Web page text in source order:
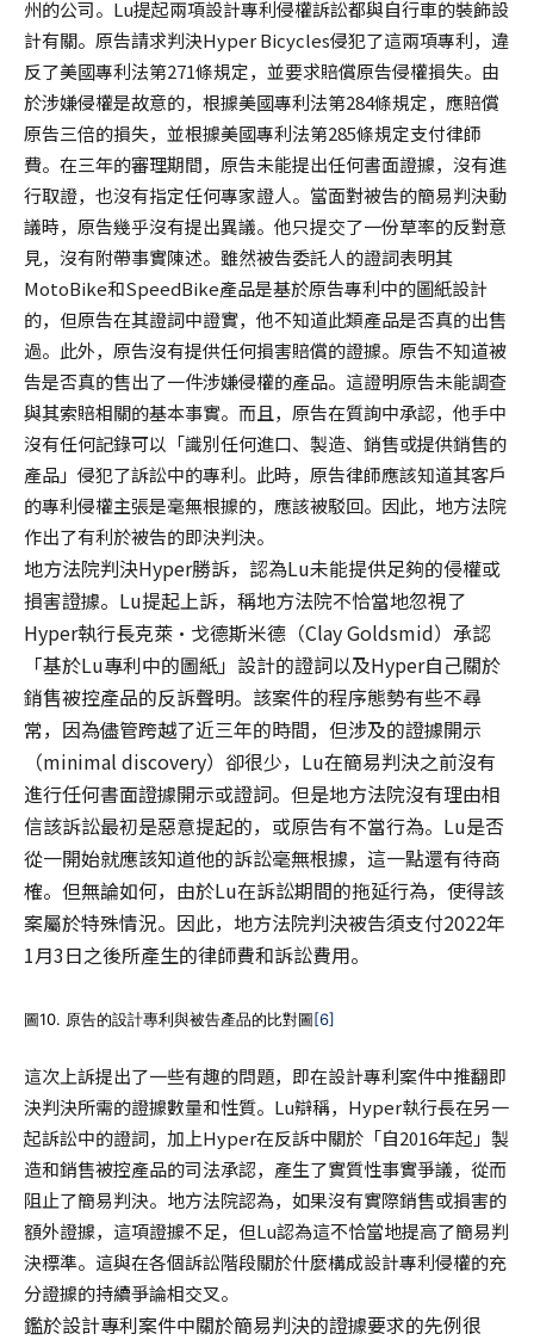
州的公司。Lu提起兩項設計專利侵權訴訟都與自行車的裝飾設
計有關。原告請求判決Hyper Bicycles侵犯了這兩項專利，違
反了美國專利法第271條規定，並要求賠償原告侵權損失。由
於涉嫌侵權是故意的，根據美國專利法第284條規定，應賠償
原告三倍的損失，並根據美國專利法第285條規定支付律師
費。在三年的審理期間，原告未能提出任何書面證據，沒有進
行取證，也沒有指定任何專家證人。當面對被告的簡易判決動
議時，原告幾乎沒有提出異議。他只提交了一份草率的反對意
見，沒有附帶事實陳述。雖然被告委託人的證詞表明其
MotoBike和SpeedBike產品是基於原告專利中的圖紙設計
的，但原告在其證詞中證實，他不知道此類產品是否真的出售
過。此外，原告沒有提供任何損害賠償的證據。原告不知道被
告是否真的售出了一件涉嫌侵權的產品。這證明原告未能調查
與其索賠相關的基本事實。而且，原告在質詢中承認，他手中
沒有任何記錄可以「識別任何進口、製造、銷售或提供銷售的
產品」侵犯了訴訟中的專利。此時，原告律師應該知道其客戶
的專利侵權主張是毫無根據的，應該被駁回。因此，地方法院
作出了有利於被告的即決判決。
地方法院判決Hyper勝訴，認為Lu未能提供足夠的侵權或
損害證據。Lu提起上訴，稱地方法院不恰當地忽視了
Hyper執行長克萊·戈德斯米德（Clay Goldsmid）承認
「基於Lu專利中的圖紙」設計的證詞以及Hyper自己關於
銷售被控產品的反訴聲明。該案件的程序態勢有些不尋
常，因為儘管跨越了近三年的時間，但涉及的證據開示
（minimal discovery）卻很少，Lu在簡易判決之前沒有
進行任何書面證據開示或證詞。但是地方法院沒有理由相
信該訴訟最初是惡意提起的，或原告有不當行為。Lu是否
從一開始就應該知道他的訴訟毫無根據，這一點還有待商
榷。但無論如何，由於Lu在訴訟期間的拖延行為，使得該
案屬於特殊情況。因此，地方法院判決被告須支付2022年
1月3日之後所產生的律師費和訴訟費用。
圖10. 原告的設計專利與被告產品的比對圖[6]
這次上訴提出了一些有趣的問題，即在設計專利案件中推翻即
決判決所需的證據數量和性質。Lu辯稱，Hyper執行長在另一
起訴訟中的證詞，加上Hyper在反訴中關於「自2016年起」製
造和銷售被控產品的司法承認，產生了實質性事實爭議，從而
阻止了簡易判決。地方法院認為，如果沒有實際銷售或損害的
額外證據，這項證據不足，但Lu認為這不恰當地提高了簡易判
決標準。這與在各個訴訟階段關於什麼構成設計專利侵權的充
分證據的持續爭論相交叉。
鑑於設計專利案件中關於簡易判決的證據要求的先例很